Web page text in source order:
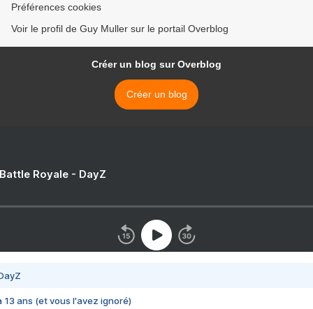
Préférences cookies
Voir le profil de Guy Muller sur le portail Overblog
Créer un blog sur Overblog
Créer un blog
Royale - DayZ
13 ans (et vous l'avez ignoré)